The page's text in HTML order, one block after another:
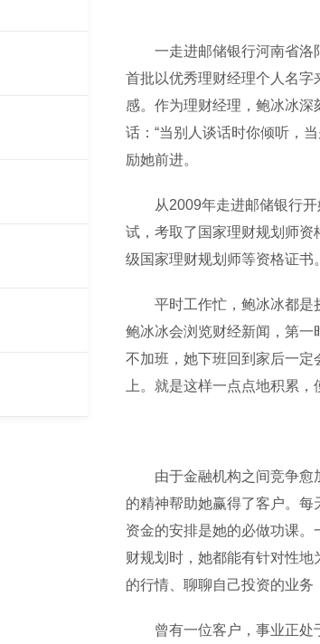
一走进邮储银行河南省洛阳
首批以优秀理财经理个人名字
感。作为理财经理，鲍冰冰
话：“当别人谈话时你倾听，
励她前进。
从2009年走进邮储银行开
试，考取了国家理财规划师
级国家理财规划师等资格证书。
平时工作忙，鲍冰冰都是挤
鲍冰冰会浏览财经新闻，第
不加班，她下班回到家后一
上。就是这样一点点地积累
由于金融机构之间竞争愈加
的精神帮助她赢得了客户。
资金的安排是她的必做功课
财规划时，她都能有针对性地
的行情、聊聊自己投资的业务
曾有一位客户，事业正处于